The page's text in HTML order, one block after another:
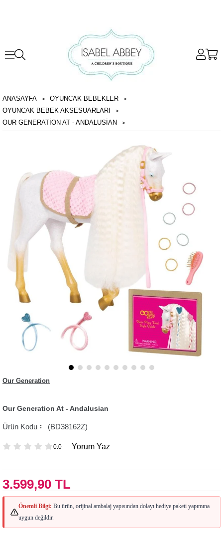
ANASAYFA
OYUNCAK BEBEKLER
OYUNCAK BEBEK AKSESUARLARI
OUR GENERATION AT - ANDALUSIAN
Our Generation
Our Generation At - Andalusian
(BD38162Z)
0.0 Yorum Yaz
3.599,90 TL
Önemli Bilgi: Bu ürün, orijinal ambalaj yapısından dolayı hediye paketi yapımına
uygun değildir.